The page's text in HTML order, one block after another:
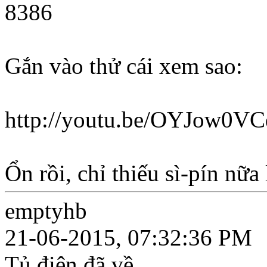
8386
Gắn vào thử cái xem sao:
http://youtu.be/
Ổn rồi, chỉ thiếu sì-pín nữa
emptyhb
21-06-2015, 07:32:36 PM